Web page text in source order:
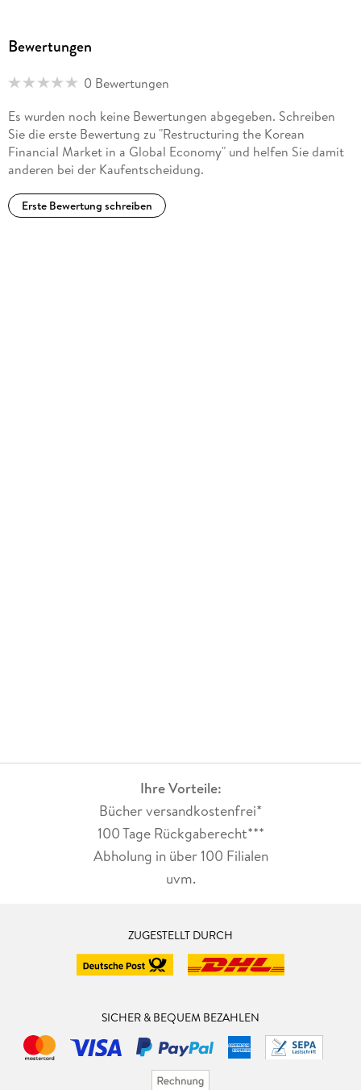
Bewertungen
0 Bewertungen
Es wurden noch keine Bewertungen abgegeben. Schreiben
Sie die erste Bewertung zu "Restructuring the Korean
Financial Market in a Global Economy" und helfen Sie damit
anderen bei der Kaufentscheidung.
Erste Bewertung schreiben
Ihre Vorteile:
Bücher versandkostenfrei*
100 Tage Rückgaberecht***
Abholung in über 100 Filialen
uvm.
ZUGESTELLT DURCH
SICHER & BEQUEM BEZAHLEN